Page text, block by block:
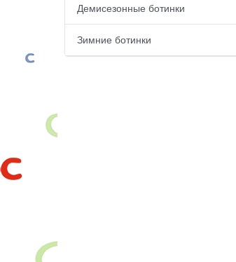
Демисезонные ботинки
Зимние ботинки